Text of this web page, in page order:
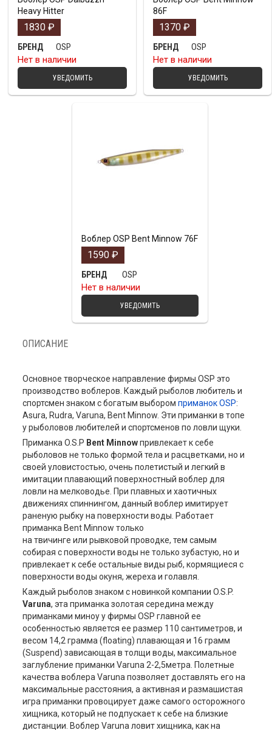
Heavy Hitter
1830 ₽
БРЕНД
OSP
Нет в наличии
УВЕДОМИТЬ
86F
1370 ₽
БРЕНД
OSP
Нет в наличии
УВЕДОМИТЬ
Воблер OSP Bent Minnow 76F
1590 ₽
БРЕНД
OSP
Нет в наличии
УВЕДОМИТЬ
ОПИСАНИЕ
Основное творческое направление фирмы OSP это
производство воблеров. Каждый рыболов любитель и
спортсмен знаком с богатым выбором приманок OSP:
Asura, Rudra, Varuna, Bent Minnow. Эти приманки в топе
у рыболовов любителей и спортсменов по ловли щуки.
Приманка O.S.P Bent Minnowпривлекает к себе
рыболовов не только формой тела и расцветками, но и
своей уловистостью, очень полетистый и легкий в
имитации плавающий поверхностный воблер для
ловли на мелководье. При плавных и хаотичных
движениях спиннингом, данный воблер имитирует
раненую рыбку на поверхности воды. Работает
приманка Bent Minnow только
на твичинге или рывковой проводке, тем самым
собирая с поверхности воды не только зубастую, но и
привлекает к себе остальные виды рыб, кормящиеся с
поверхности воды окуня, жереха и голавля.
Каждый рыболов знаком с новинкой компании O.S.P.
Varuna, эта приманка золотая середина между
приманками миноу у фирмы OSP главной ее
особенностью является ее размер 110 сантиметров, и
весом 14,2 грамма (floating) плавающая и 16 грамм
(Suspend) зависающая в толщи воды, максимальное
заглубление приманки Varuna 2-2,5метра. Полетные
качества воблера Varuna позволяет доставлять его на
максимальные расстояния, а активная и размашистая
игра приманки провоцирует даже самого осторожного
хищника, который не подпускает к себе на близкие
дистанции. Воблер Varuna ловит хищника, как на